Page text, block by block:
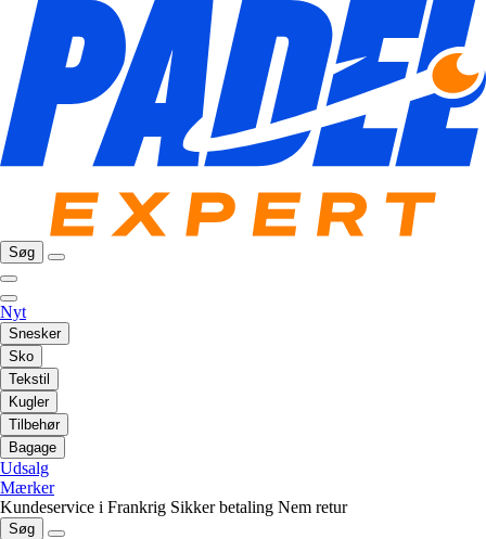
Søg
Nyt
Snesker
Sko
Tekstil
Kugler
Tilbehør
Bagage
Udsalg
Mærker
Kundeservice i Frankrig Sikker betaling Nem retur
Søg